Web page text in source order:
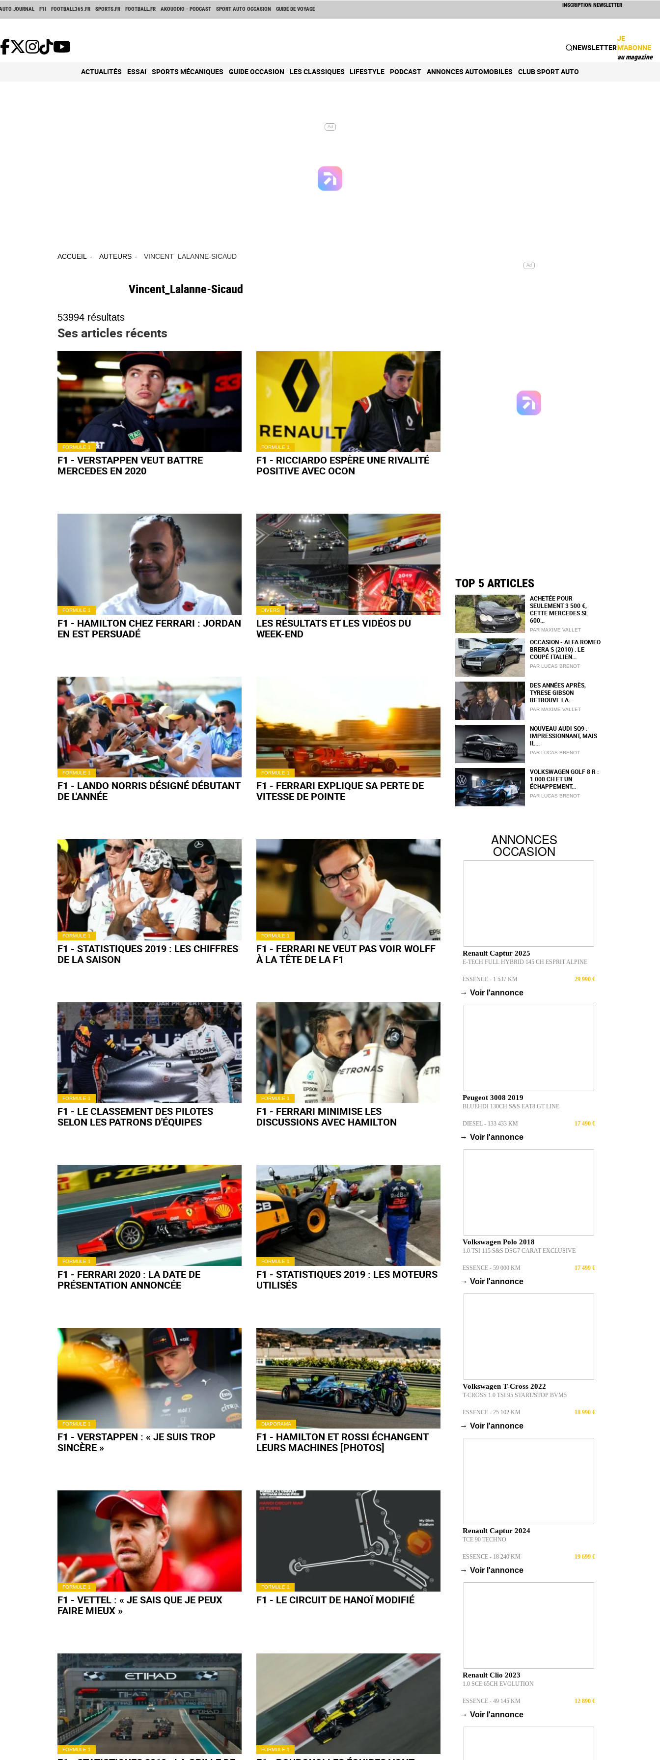
JOURNAL F1I FOOTBALL365.FR SPORTS.FR FOOTBALL.FR AKOUODIO - PODCAST SPORT AUTO OCCASION GUIDE DE VOYAGE
INSCRIPTION NEWSLETTER
NEWSLETTER
JE
M'ABONNE
au magazine
ACTUALITÉS ESSAI SPORTS MÉCANIQUES GUIDE OCCASION LES CLASSIQUES LIFESTYLE PODCAST ANNONCES AUTOMOBILES CLUB SPORT AUTO
ACCUEIL AUTEURS VINCENT_LALANNE-SICAUD
Vincent_Lalanne-Sicaud
53994 résultats
Ses articles récents
FORMULE 1
F1 - VERSTAPPEN VEUT BATTRE
MERCEDES EN 2020
FORMULE 1
F1 - RICCIARDO ESPÈRE UNE RIVALITÉ
POSITIVE AVEC OCON
FORMULE 1
F1 - HAMILTON CHEZ FERRARI : JORDAN
EN EST PERSUADÉ
DIVERS
LES RÉSULTATS ET LES VIDÉOS DU
WEEK-END
FORMULE 1
F1 - LANDO NORRIS DÉSIGNÉ DÉBUTANT
DE L'ANNÉE
FORMULE 1
F1 - FERRARI EXPLIQUE SA PERTE DE
VITESSE DE POINTE
FORMULE 1
F1 - STATISTIQUES 2019 : LES CHIFFRES
DE LA SAISON
FORMULE 1
F1 - FERRARI NE VEUT PAS VOIR WOLFF
À LA TÊTE DE LA F1
FORMULE 1
F1 - LE CLASSEMENT DES PILOTES
SELON LES PATRONS D'ÉQUIPES
FORMULE 1
F1 - FERRARI MINIMISE LES
DISCUSSIONS AVEC HAMILTON
FORMULE 1
F1 - FERRARI 2020 : LA DATE DE
PRÉSENTATION ANNONCÉE
FORMULE 1
F1 - STATISTIQUES 2019 : LES MOTEURS
UTILISÉS
FORMULE 1
F1 - VERSTAPPEN : « JE SUIS TROP
SINCÈRE »
DIAPORAMA
F1 - HAMILTON ET ROSSI ÉCHANGENT
LEURS MACHINES [PHOTOS]
FORMULE 1
F1 - VETTEL : « JE SAIS QUE JE PEUX
FAIRE MIEUX »
FORMULE 1
F1 - LE CIRCUIT DE HANOÏ MODIFIÉ
FORMULE 1 FORMULE 1
TOP 5 ARTICLES
ACHETÉE POUR
SEULEMENT 3 500 €,
CETTE MERCEDES SL
600...
PAR MAXIME VALLET
OCCASION - ALFA ROMEO
BRERA S (2010) : LE
COUPÉ ITALIEN...
PAR LUCAS BRENOT
DES ANNÉES APRÈS,
TYRESE GIBSON
RETROUVE LA...
PAR MAXIME VALLET
NOUVEAU AUDI SQ9 :
IMPRESSIONNANT, MAIS
IL...
PAR LUCAS BRENOT
VOLKSWAGEN GOLF 8 R :
1 000 CH ET UN
ÉCHAPPEMENT...
PAR LUCAS BRENOT
ANNONCES
OCCASION
Renault Captur 2025
E-TECH FULL HYBRID 145 CH ESPRIT ALPINE
ESSENCE - 1 537 KM 29 990 €
→ Voir l'annonce
Peugeot 3008 2019
BLUEHDI 130CH S&S EAT8 GT LINE
DIESEL - 133 433 KM 17 490 €
→ Voir l'annonce
Volkswagen Polo 2018
1.0 TSI 115 S&S DSG7 CARAT EXCLUSIVE
ESSENCE - 59 000 KM 17 499 €
→ Voir l'annonce
Volkswagen T-Cross 2022
T-CROSS 1.0 TSI 95 START/STOP BVM5
ESSENCE - 25 102 KM 18 990 €
→ Voir l'annonce
Renault Captur 2024
TCE 90 TECHNO
ESSENCE - 18 240 KM 19 699 €
→ Voir l'annonce
Renault Clio 2023
1.0 SCE 65CH EVOLUTION
ESSENCE - 49 145 KM 12 890 €
→ Voir l'annonce